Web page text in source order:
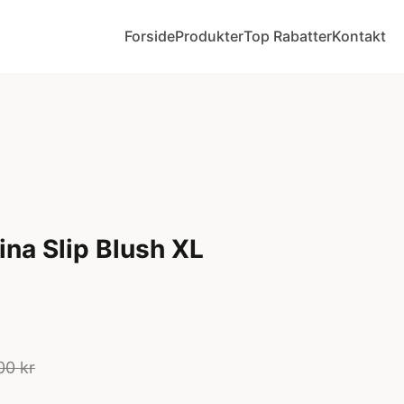
ForsideProdukterTop RabatterKontakt
Slip Blush XL
kr